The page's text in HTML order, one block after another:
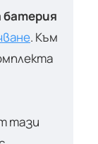
. Към
тази